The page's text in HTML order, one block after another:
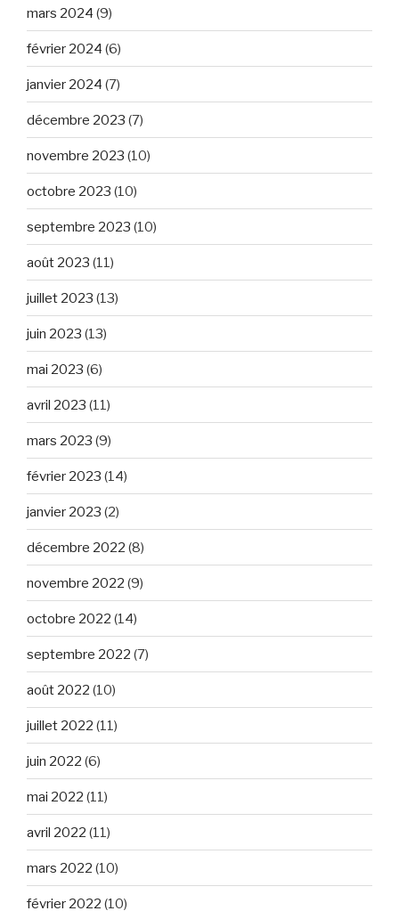
mars 2024 (9)
février 2024 (6)
janvier 2024 (7)
décembre 2023 (7)
novembre 2023 (10)
octobre 2023 (10)
septembre 2023 (10)
août 2023 (11)
juillet 2023 (13)
juin 2023 (13)
mai 2023 (6)
avril 2023 (11)
mars 2023 (9)
février 2023 (14)
janvier 2023 (2)
décembre 2022 (8)
novembre 2022 (9)
octobre 2022 (14)
septembre 2022 (7)
août 2022 (10)
juillet 2022 (11)
juin 2022 (6)
mai 2022 (11)
avril 2022 (11)
mars 2022 (10)
février 2022 (10)